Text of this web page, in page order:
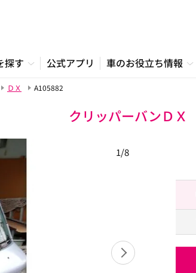
探す 公式アプリ 車のお役立ち情報
ＤＸ A105882
クリッパーバンＤＸ
1/8